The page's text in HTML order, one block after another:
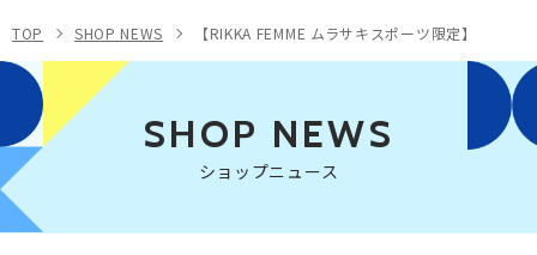
TOP SHOP NEWS 【RIKKA FEMME ムラサキスポーツ限定】
SHOP NEWS
ショップニュース